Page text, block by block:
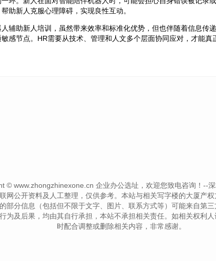
助新人克服心理障碍，实现良性互动。
辅助新人培训，虽然带来效率和标准化优势，但也伴随着信息传
感节点。HR需要从技术、管理和人文多个层面协同应对，才能
© www.zhongzhinexone.cn 企业办公选址，欢迎您致电咨询！--
公开资料及人工整理，仅供参考。本站与相关写字楼的大厦产
分信息（包括但不限于文字、图片、联系方式等）可能来自第
及后果，均由其自行承担，本站不承担相关责任。如相关权利
时配合调整或删除相关内容，非常感谢。